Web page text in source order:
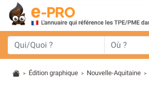
> Édition graphique > Nouvelle-Aquitaine >